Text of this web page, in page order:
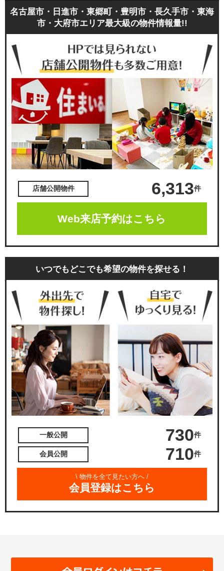
名古屋市・日進市・東郷町・豊明市・長久手市・東海
市・大府市エリア最大級の物件情報量!!
店舗公開物件 6,313件
Web来店予約はこちら
いつでもどこでも希望の物件を探せる！
一般公開 730件
会員公開 710件
\ 物件を全て見たい方へ /
会員登録はこちら